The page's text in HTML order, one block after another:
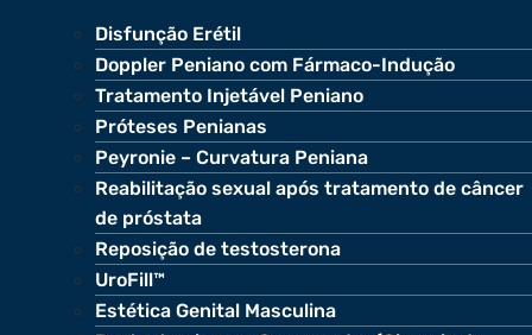
Disfunção Erétil
Doppler Peniano com Fármaco-Indução
Tratamento Injetável Peniano
Próteses Penianas
Peyronie – Curvatura Peniana
Reabilitação sexual após tratamento de câncer
de próstata
Reposição de testosterona
UroFill™
Estética Genital Masculina